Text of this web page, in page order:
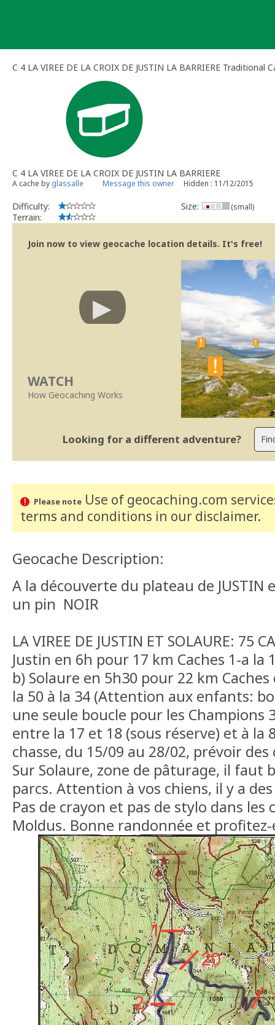
C 4 LA VIREE DE LA CROIX DE JUSTIN LA BARRIERE Traditional
C 4 LA VIREE DE LA CROIX DE JUSTIN LA BARRIERE
A cache by glassalle Message this owner Hidden : 11/12/2015
Difficulty:
Terrain:
Size: (small)
Join now to view geocache location details. It's free!
WATCH
How Geocaching Works
Looking for a different adventure?
Please noteUse of geocaching.com
terms and conditions in our disclaimer.
Geocache Description:
A la découverte du plateau de JUSTIN
un pin NOIR
LA VIREE DE JUSTIN ET SOLAURE: 75
Justin en 6h pour 17 km Caches 1-a la
b) Solaure en 5h30 pour 22 km
la 50 à la 34 (Attention aux enfants:
une seule boucle pour les Champions
entre la 17 et 18 (sous réserve) et à la
chasse, du 15/09 au 28/02, prévoir
Sur Solaure, zone de pâturage, il faut
parcs. Attention à vos chiens, il y a
Pas de crayon et pas de stylo dans
Moldus. Bonne randonnée et